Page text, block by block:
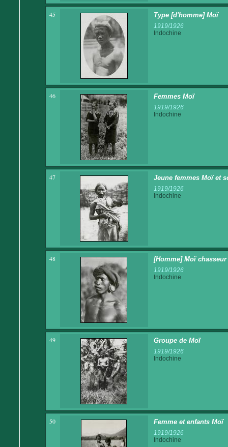
45 Type [d'homme] Moï
1919/1926
Indochine
46 Femmes Moï
1919/1926
Indochine
47 Jeune femmes Moï et
1919/1926
Indochine
48 [Homme] Moï
1919/1926
Indochine
49 Groupe de Moï
1919/1926
Indochine
50 Femme et enfants Moï
1919/1926
Indochine